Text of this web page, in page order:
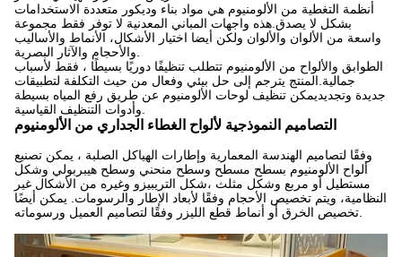
أنظمة التغطية من الألومنيوم هي مواد بناء وديكور متعددة الاستخدامات
بشكل لا يصدق.هذه واجهات المباني المعدنية لا توفر فقط مجموعة
واسعة من الألوان والألوان ولكن أيضا اختيار الأشكال، الأنماط والأساليب
الطوابق والألواح من الألومنيوم تتطلب تنظيفًا دوريًا بسيطًا ، فقط لأسباب
جمالية.المنتج يترجم إلى حل بيئي وفعال من حيث التكلفة لتطبيقات
جديدة وتجديديمكن تنظيف لوحات الألومنيوم عن طريق رفع المياه بسيطة
التصاميم النموذجية لألواح الغطاء الجداري من الألومنيوم
وفقًا لتصاميم الهندسة المعمارية وإطارات الهياكل الصلبة ، يمكن تصنيع
ألواح الألومنيوم بسطح مسطح وسطح منحني وسطح هيبربولي وشكل
مستطيل أو مربع وشكل مثلث ،شكل التريبيزو وغيره من الأشكال غير
النظامية، ويتم تخصيص الأحجام وفقًا لأبعاد الإطار والرسومات. يمكن أيضًا